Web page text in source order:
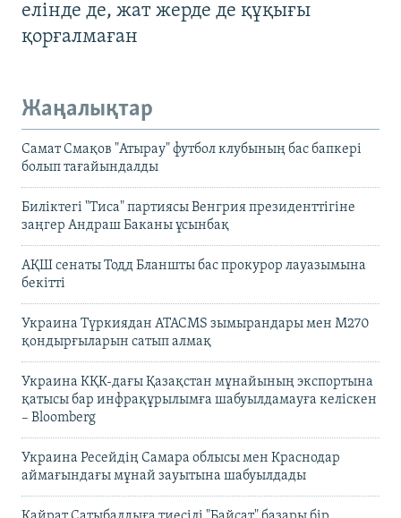
елінде де, жат жерде де құқығы
қорғалмаған
Жаңалықтар
Самат Смақов "Атырау" футбол клубының бас бапкері
болып тағайындалды
Биліктегі "Тиса" партиясы Венгрия президенттігіне
заңгер Андраш Баканы ұсынбақ
АҚШ сенаты Тодд Бланшты бас прокурор лауазымына
бекітті
Украина Түркиядан ATACMS зымырандары мен M270
қондырғыларын сатып алмақ
Украина КҚК-дағы Қазақстан мұнайының экспортына
қатысы бар инфрақұрылымға шабуылдамауға келіскен
– Bloomberg
Украина Ресейдің Самара облысы мен Краснодар
аймағындағы мұнай зауытына шабуылдады